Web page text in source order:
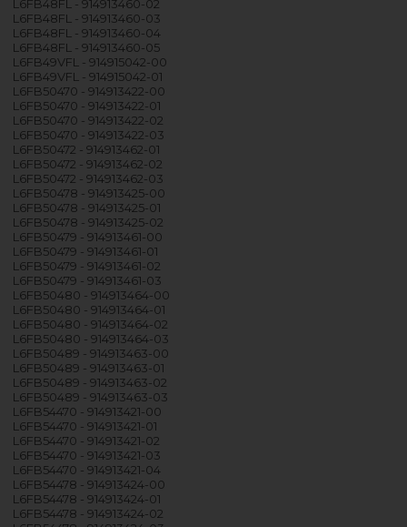
L6FB48FL - 914913460-02
L6FB48FL - 914913460-03
L6FB48FL - 914913460-04
L6FB48FL - 914913460-05
L6FB49VFL - 914915042-00
L6FB49VFL - 914915042-01
L6FB50470 - 914913422-00
L6FB50470 - 914913422-01
L6FB50470 - 914913422-02
L6FB50470 - 914913422-03
L6FB50472 - 914913462-01
L6FB50472 - 914913462-02
L6FB50472 - 914913462-03
L6FB50478 - 914913425-00
L6FB50478 - 914913425-01
L6FB50478 - 914913425-02
L6FB50479 - 914913461-00
L6FB50479 - 914913461-01
L6FB50479 - 914913461-02
L6FB50479 - 914913461-03
L6FB50480 - 914913464-00
L6FB50480 - 914913464-01
L6FB50480 - 914913464-02
L6FB50480 - 914913464-03
L6FB50489 - 914913463-00
L6FB50489 - 914913463-01
L6FB50489 - 914913463-02
L6FB50489 - 914913463-03
L6FB54470 - 914913421-00
L6FB54470 - 914913421-01
L6FB54470 - 914913421-02
L6FB54470 - 914913421-03
L6FB54470 - 914913421-04
L6FB54478 - 914913424-00
L6FB54478 - 914913424-01
L6FB54478 - 914913424-02